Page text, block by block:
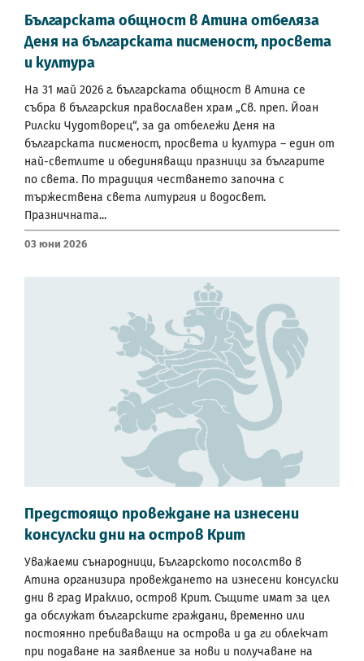
Българската общност в Атина отбеляза
Деня на българската писменост, просвета
и култура
На 31 май 2026 г. българската общност в Атина се
събра в българския православен храм „Св. преп. Йоан
Рилски Чудотворец“, за да отбележи Деня на
българската писменост, просвета и култура – един от
най-светлите и обединяващи празници за българите
по света. По традиция честването започна с
тържествена света литургия и водосвет.
Празничната...
03 Юни 2026
Предстоящо провеждане на изнесени
консулски дни на остров Крит
Уважаеми сънародници, Българското посолство в
Атина организира провеждането на изнесени консулски
дни в град Ираклио, остров Крит. Същите имат за цел
да обслужат българските граждани, временно или
постоянно пребиваващи на острова и да ги облекчат
при подаване на заявление за нови и получаване на